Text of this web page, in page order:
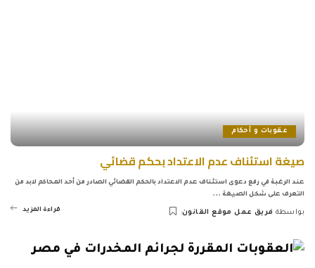
عقوبات و أحكام
صيغة استئناف عدم الاعتداد بحكم قضائي
عند الرغبة في رفع دعوى استئناف عدم الاعتداد بالحكم القضائي الصادر من أحد المحاكم لابد من
التعرف على شكل الصيغة ...
بواسطة فريق عمل موقع القانون قراءة المزيد